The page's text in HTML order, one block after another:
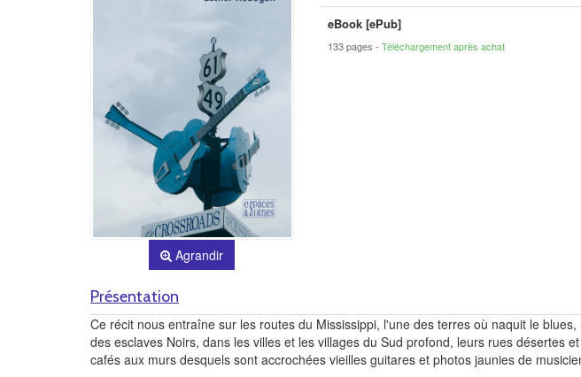
Agrandir
eBook [ePub]
133 pages Téléchargement après achat
Présentation
Ce récit nous entraîne sur les routes du Mississippi, l'une des terres où naquit le
des esclaves Noirs, dans les villes et les villages du Sud profond, leurs rues désertes
cafés aux murs desquels sont accrochées vieilles guitares et photos jaunies de